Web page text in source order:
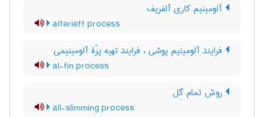
آلومینیم کاری آلفریف
alferieff process
فرایند آلومینیم پوشی ، فرایند تهیه پرّۀ آلومینیمی
al-fin process
روش تمام گِل
all-slimming process